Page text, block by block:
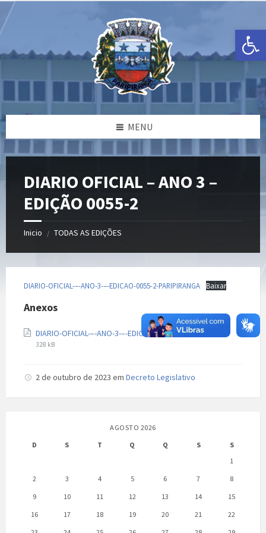
Open toolbar
Ir
para
o
conteúdo
Pular
para
a
barra
lateral
esquerda
Pular
para
o
rodapé
MENU
DIARIO OFICIAL – ANO 3 –
EDIÇÃO 0055-2
Inicio / TODAS AS EDIÇÕES
DIARIO-OFICIAL-–-ANO-3-–-EDICAO-0055-2-PARIPIRANGA Baixar
Anexos
DIARIO-OFICIAL-–-ANO-3-–-EDICAO-0055-2-PARIPIRANGA
Extensão
Tamanho
328 kB
2 de outubro de 2023 em Decreto Legislativo
AGOSTO 2026
D
S T Q Q S
S
1
2
3 4 5 6 7
8
9
10 11 12 13 14
15
16
17 18 19 20 21
22